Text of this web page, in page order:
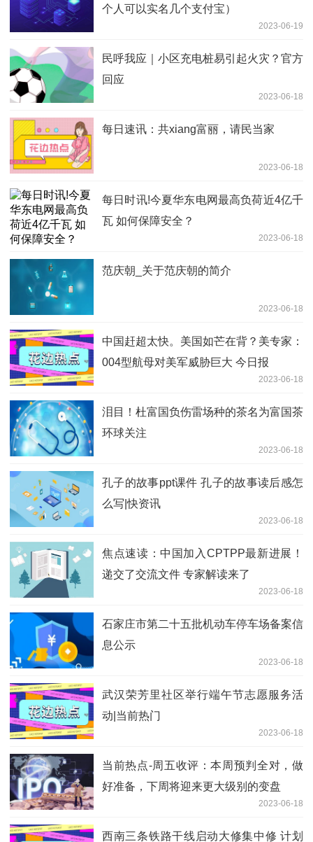
个人可以实名几个支付宝）
2023-06-19
民呼我应｜小区充电桩易引起火灾？官方
回应
2023-06-18
每日速讯：共xiang富丽，请民当家
2023-06-18
每日时讯!今夏华东电网最高负荷近4亿千
瓦 如何保障安全？
2023-06-18
范庆朝_关于范庆朝的简介
2023-06-18
中国赶超太快。美国如芒在背？美专家：
004型航母对美军威胁巨大 今日报
2023-06-18
泪目！杜富国负伤雷场种的茶名为富国茶
环球关注
2023-06-18
孔子的故事ppt课件 孔子的故事读后感怎
么写|快资讯
2023-06-18
焦点速读：中国加入CPTPP最新进展！
递交了交流文件 专家解读来了
2023-06-18
石家庄市第二十五批机动车停车场备案信
息公示
2023-06-18
武汉荣芳里社区举行端午节志愿服务活
动|当前热门
2023-06-18
当前热点-周五收评：本周预判全对，做
好准备，下周将迎来更大级别的变盘
2023-06-18
西南三条铁路干线启动大修集中修 计划